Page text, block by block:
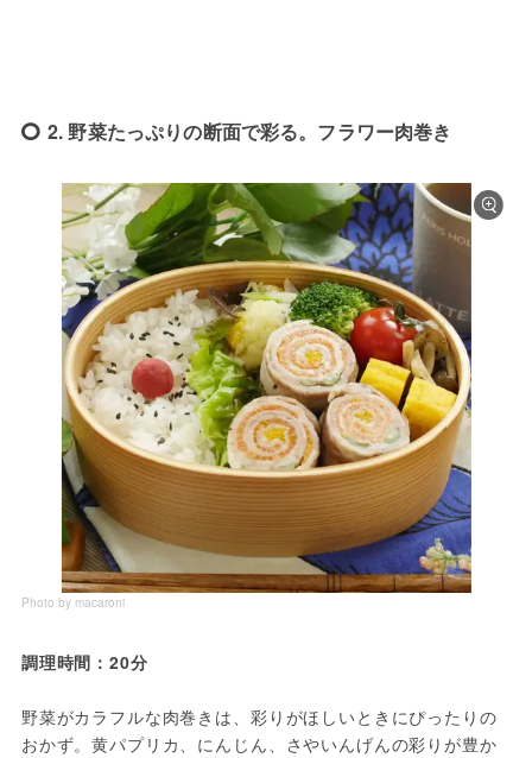
2. 野菜たっぷりの断面で彩る。フラワー肉巻き
Photo by macaroni
調理時間：20分
野菜がカラフルな肉巻きは、彩りがほしいときにぴったりの
おかず。黄パプリカ、にんじん、さやいんげんの彩りが豊か